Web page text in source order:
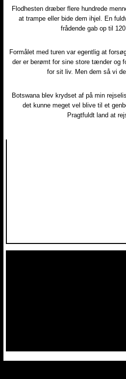
Flodhesten dræber flere hundrede
at trampe eller bide dem ihjel. En
frådende gab op til
Formålet med turen var egentlig at
der er berømt for sine store tænder og
for sit liv. Men dem så vi
Botswana blev krydset af på min
det kunne meget vel blive til et
Pragtfuldt land at